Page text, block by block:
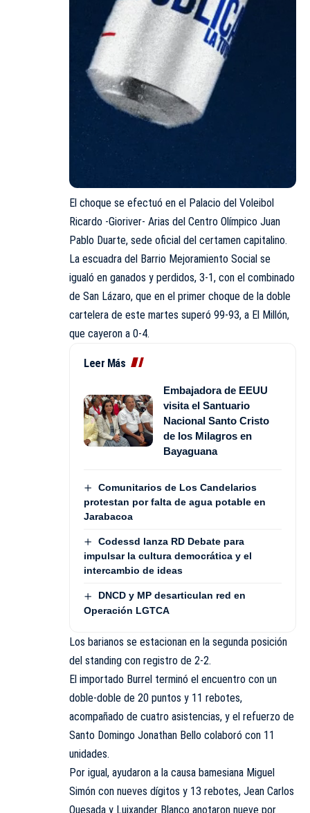
El choque se efectuó en el Palacio del Voleibol
Ricardo -Gioriver- Arias del Centro Olímpico Juan
Pablo Duarte, sede oficial del certamen capitalino.
La escuadra del Barrio Mejoramiento Social se
igualó en ganados y perdidos, 3-1, con el combinado
de San Lázaro, que en el primer choque de la doble
cartelera de este martes superó 99-93, a El Millón,
que cayeron a 0-4.
Leer Más
Embajadora de EEUU
visita el Santuario
Nacional Santo Cristo
de los Milagros en
Bayaguana
Comunitarios de Los Candelarios
protestan por falta de agua potable en
Jarabacoa
Codessd lanza RD Debate para
impulsar la cultura democrática y el
intercambio de ideas
DNCD y MP desarticulan red en
Operación LGTCA
Los barianos se estacionan en la segunda posición
del standing con registro de 2-2.
El importado Burrel terminó el encuentro con un
doble-doble de 20 puntos y 11 rebotes,
acompañado de cuatro asistencias, y el refuerzo de
Santo Domingo Jonathan Bello colaboró con 11
unidades.
Por igual, ayudaron a la causa bamesiana Miguel
Simón con nueves dígitos y 13 rebotes, Jean Carlos
Quesada y Luixander Blanco anotaron nueve por